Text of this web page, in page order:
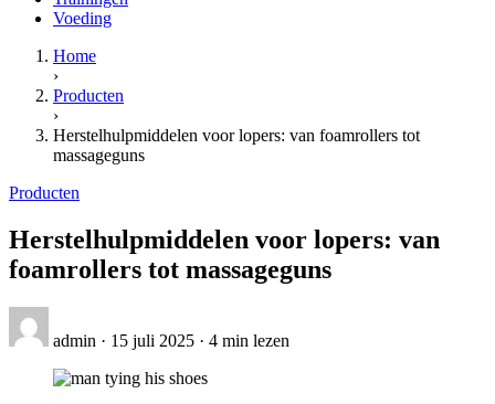
Voeding
Home
›
Producten
›
Herstelhulpmiddelen voor lopers: van foamrollers tot
massageguns
Producten
Herstelhulpmiddelen voor lopers: van
foamrollers tot massageguns
admin · 15 juli 2025 · 4 min lezen